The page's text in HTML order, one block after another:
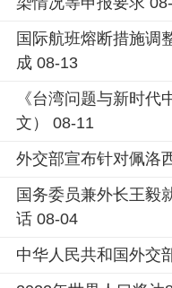
国际航班熔断措施调
成 08-13
《台湾问题与新时
文） 08-11
外交部宣布针对佩洛
国务委员兼外长王毅
话 08-04
中华人民共和国外交